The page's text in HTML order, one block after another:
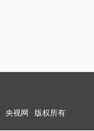
央视网 版权所有